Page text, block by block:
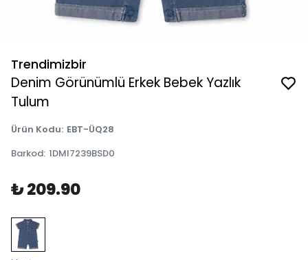
Trendimizbir
Denim Görünümlü Erkek Bebek Yazlık
Tulum
Ürün Kodu: EBT-ÜQ28
Barkod: 1DMI7239BSD0
₺ 209.90